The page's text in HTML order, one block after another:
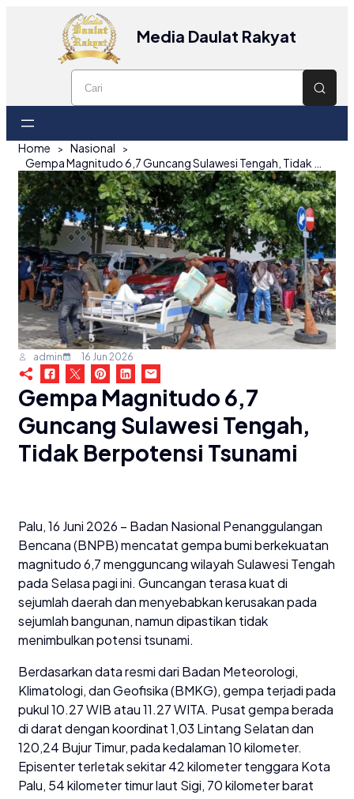
Media Daulat Rakyat
Home
Nasional
admin 16 Jun 2026
Gempa Magnitudo 6,7
Guncang Sulawesi Tengah,
Tidak Berpotensi Tsunami
Palu, 16 Juni 2026 – Badan Nasional Penanggulangan
Bencana (BNPB) mencatat gempa bumi berkekuatan
magnitudo 6,7 mengguncang wilayah Sulawesi Tengah
pada Selasa pagi ini. Guncangan terasa kuat di
sejumlah daerah dan menyebabkan kerusakan pada
sejumlah bangunan, namun dipastikan tidak
menimbulkan potensi tsunami.
Berdasarkan data resmi dari Badan Meteorologi,
Klimatologi, dan Geofisika (BMKG), gempa terjadi pada
pukul 10.27 WIB atau 11.27 WITA. Pusat gempa berada
di darat dengan koordinat 1,03 Lintang Selatan dan
120,24 Bujur Timur, pada kedalaman 10 kilometer.
Episenter terletak sekitar 42 kilometer tenggara Kota
Palu, 54 kilometer timur laut Sigi, 70 kilometer barat